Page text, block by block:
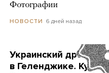
Фотографии
НОВОСТИ 6 дней назад
Украинский дрон
в Геленджике. Куда